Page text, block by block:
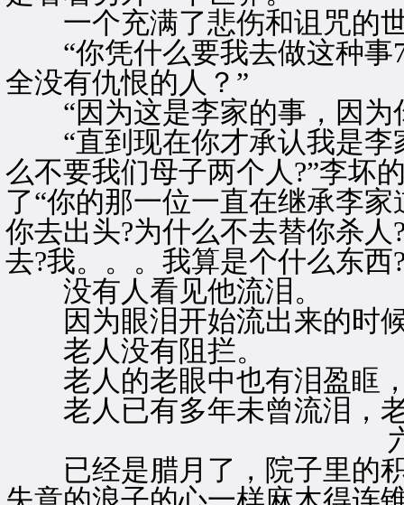
一个充满了悲伤和诅咒的
“你凭什么要我去做这种事7
全没有仇恨的人？”
“因为这是李家的事，因为
“直到现在你才承认我是李
么不要我们母子两个人?”李坏
了“你的那一位一直在继承李
你去出头?为什么不去替你杀
去?我。。。我算是个什么东西
没有人看见他流泪。
因为眼泪开始流出来的时候
老人没有阻拦。
老人的老眼中也有泪盈眶
老人已有多年未曾流泪，
已经是腊月了，院子里的积